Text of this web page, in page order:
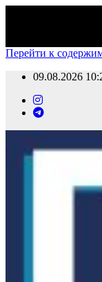
Перейти к
09.08.2026